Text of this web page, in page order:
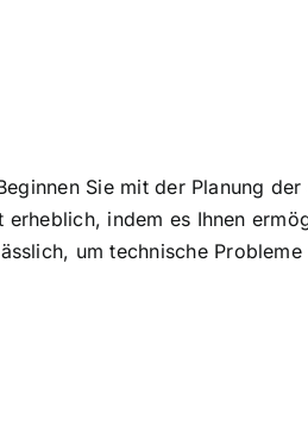
Sie mit der Planung
indem es Ihnen
um technische